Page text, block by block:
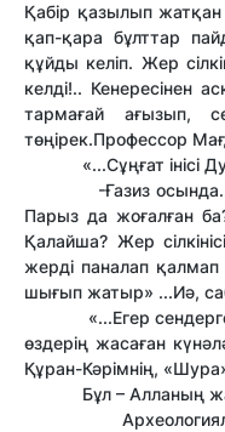
Қабір қазылып
қап-қара бұлттар
құйды келіп. Жер
келді!.. Кенересінен
тармағай ағызып,
төңірек.Профессор
«...Сұңғат інісі
-Ғазиз осында...
Парыз да жоғалған
Қалайша? Жер
жерді паналап
шығып жатыр» ...Иә,
«...Егер сендерге
өздерің жасаған
Құран-Кәрімнің,
Бұл – Алланың
Археологиялық